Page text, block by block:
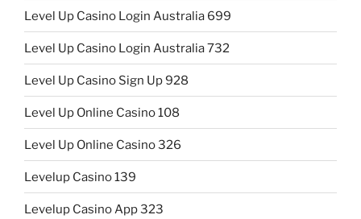
Level Up Casino Login Australia 699
Level Up Casino Login Australia 732
Level Up Casino Sign Up 928
Level Up Online Casino 108
Level Up Online Casino 326
Levelup Casino 139
Levelup Casino App 323